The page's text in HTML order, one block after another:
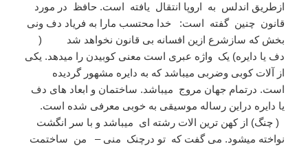
ازطریق اندلس به اروپا انتقال یافته است. حافظ در مورد
قانون چنین گفته است: خدا محتسب مارا به فریاد دف ونی
بخش که سازشرع ازین افسانه بی قانون نخواهد شد (
دف یا دایره) یک واژه عبری است معنی کوبیدن را میدهد. یکی
از آلات کوبی وضربی میباشد که به دایره مشهور گردیده
است. درتمام جهان مروج میباشد. ساختمان و ابعاد های دف
یا دایره دراین رساله موسیقی به خوبی معرفی شده است.
( چنگ) از کهن ترین الات رشته ای میباشد و با سر انگشت
نواخته میشود. می گفت که تو درچنک منی – من ساختمت